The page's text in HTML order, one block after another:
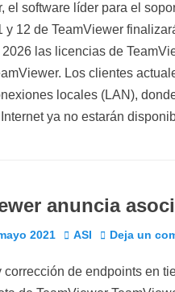
el software líder para el
y 12 de TeamViewer
las licencias de
Los clientes
locales (LAN),
ya no estarán
anuncia
2021 Autor
ASI Deja un
corrección de endpoints en